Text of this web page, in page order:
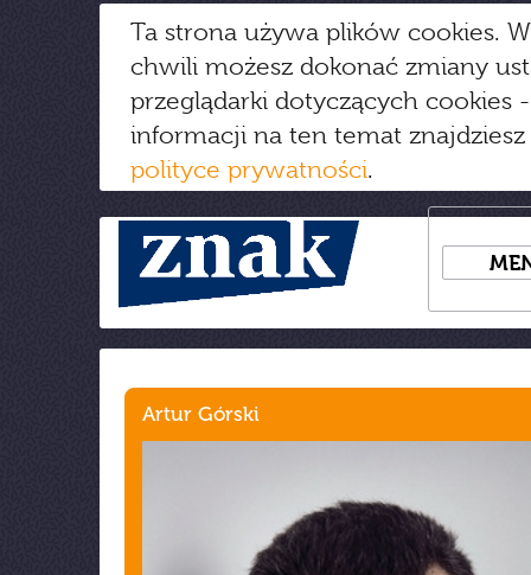
Ta strona używa plików cookies.
chwili możesz dokonać zmiany
przeglądarki dotyczących cookies
informacji na ten temat
polityce prywatności.
Artur Górski